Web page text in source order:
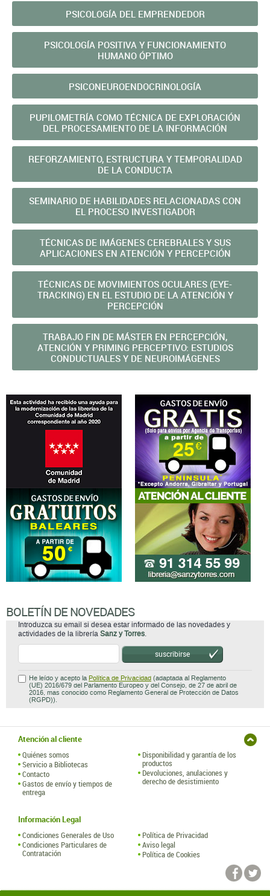
PSICOLOGÍA DEL EMPRENDEDOR
PSICOLOGÍA POSITIVA Y FUNCIONAMIENTO
HUMANO ÓPTIMO
PSICONEUROENDOCRINOLOGÍA
PUPILOMETRÍA COMO TÉCNICA DE EXPLORACIÓN
DEL PROCESAMIENTO DE LA INFORMACIÓN
REFORZAMIENTO, ESTRUCTURA Y TEMPORALIDAD
DE LA CONDUCTA
SEMINARIO DE HABILIDADES RELACIONADAS CON
EL PROCESO INVESTIGADOR
TÉCNICAS DE IMÁGENES CEREBRALES Y SUS
APLICACIONES EN ATENCIÓN Y PERCEPCIÓN
TÉCNICAS DE MOVIMIENTOS OCULARES (EYE-
TRACKING) EN EL ESTUDIO DE LA ATENCIÓN Y
PERCEPCIÓN
TRABAJO FIN DE MÁSTER EN PERCEPCIÓN,
ATENCIÓN Y PRIMING PERCEPTIVO: ESTUDIOS
CONDUCTUALES Y DE NEUROIMÁGENES
BOLETÍN DE NOVEDADES
Introduzca su email si desea estar informado de las novedades y
actividades de la librería Sanz y Torres.
suscribirse
He leído y acepto la Política de Privacidad (adaptada al Reglamento
(UE) 2016/679 del Parlamento Europeo y del Consejo, de 27 de abril de
2016, mas conocido como Reglamento General de Protección de Datos
(RGPD)).
Atención al cliente
Quiénes somos
Servicio a Bibliotecas
Contacto
Gastos de envío y tiempos de
entrega
Disponibilidad y garantía de los
productos
Devoluciones, anulaciones y
derecho de desistimiento
Información Legal
Condiciones Generales de Uso
Condiciones Particulares de
Contratación
Política de Privacidad
Aviso legal
Política de Cookies